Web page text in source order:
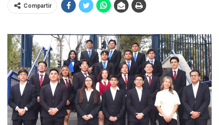
Compartir